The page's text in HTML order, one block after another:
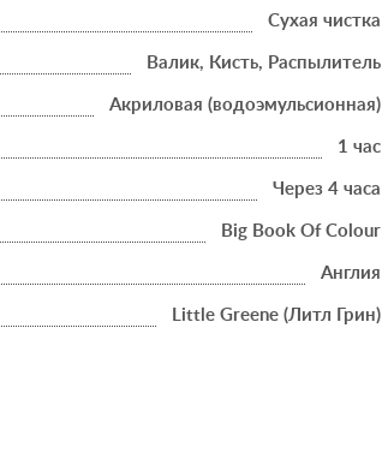
Сухая чистка
Валик, Кисть, Распылитель
Акриловая (водоэмульсионная)
1 час
Через 4 часа
Big Book Of Colour
Англия
Little Greene (Литл Грин)